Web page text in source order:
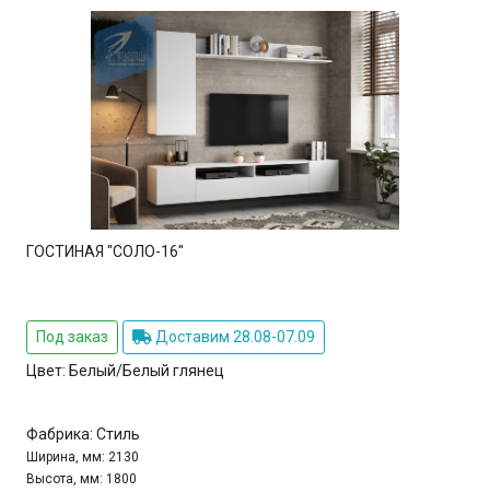
ГОСТИНАЯ "СОЛО-16"
Под заказ
Доставим 28.08-07.09
Цвет: Белый/Белый глянец
Фабрика: Стиль
Ширина, мм: 2130
Высота, мм: 1800